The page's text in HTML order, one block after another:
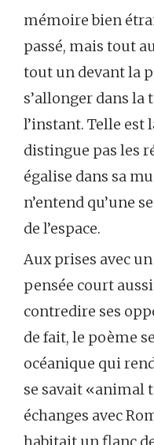
mémoire bien
passé, mais tout
tout un devant la
s’allonger dans la
l’instant. Telle est
distingue pas les
égalise dans sa
n’entend qu’une
de l’espace.
Aux prises avec
pensée court
contredire ses
de fait, le poème
océanique qui
se savait «animal
échanges avec